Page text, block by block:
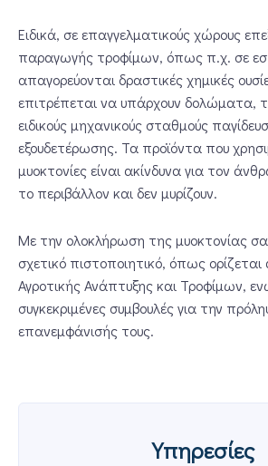
Ειδικά, σε επαγγελματικούς χώρους
παραγωγής τροφίμων, όπως π.χ. σε
απαγορεύονται δραστικές χημικές
επιτρέπεται να υπάρχουν δολώματα,
ειδικούς μηχανικούς σταθμούς
εξουδετέρωσης. Τα προϊόντα που
μυοκτονίες είναι ακίνδυνα για τον
το περιβάλλον και δεν μυρίζουν.
Με την ολοκλήρωση της μυοκτονίας
σχετικό πιστοποιητικό, όπως
Αγροτικής Ανάπτυξης και Τροφίμων,
συγκεκριμένες συμβουλές για την
επανεμφάνισής τους.
Υπηρεσίες